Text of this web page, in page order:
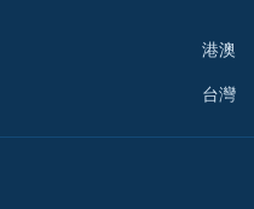
港澳
台灣